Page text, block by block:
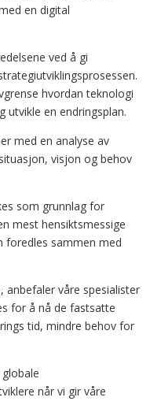
en digital
ved å gi
hvordan teknologi
utvikle en endringsplan.
med en analyse av
visjon og behov
som grunnlag for
mest hensiktsmessige
foredles sammen med
anbefaler våre spesialister
for å nå de fastsatte
tid, mindre behov for
når vi gir våre